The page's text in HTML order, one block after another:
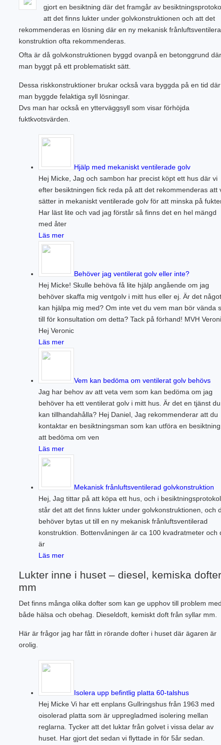
gjort en besiktning där det framgår av
att det finns lukter under golvkonstruktionen och att det
rekommenderas en lösning där en ny mekanisk
konstruktion ofta rekommenderas.
Ofta är då golvkonstruktionen byggd ovanpå en betonggrund där
man byggt på ett problematiskt sätt.
Dessa riskkonstruktioner brukar också vara byggda på en tid där
man byggde felaktiga syll lösningar.
Dvs man har också en ytterväggsyll som visar förhöjda
fuktkvotsvärden.
Hjälp med mekaniskt ventilerade golv
Hej Micke, Jag och sambon har precist köpt ett hus där vi
efter besiktningen fick reda på att det rekommenderas att
sätter in mekaniskt ventilerade golv för att minska på
Har läst lite och vad jag förstår så finns det en hel mängd
med åter
Läs mer
Behöver jag ventilerat golv eller inte?
Hej Micke! Skulle behöva få lite hjälp angående om jag
behöver skaffa mig ventgolv i mitt hus eller ej. Är det
kan hjälpa mig med? Om inte vet du vem man bör vända
till för konsultation om detta? Tack på förhand! MVH
Hej Veronic
Läs mer
Vem kan bedöma om ventilerat golv behövs
Jag har behov av att veta vem som kan bedöma om jag
behöver ha ett ventilerat golv i mitt hus. Är det en tjänst du
kan tillhandahålla? Hej Daniel, Jag rekommenderar att du
kontaktar en besiktningsman som kan utföra en
att bedöma om ven
Läs mer
Mekanisk frånluftsventilerad golvkonstruktion
Hej, Jag tittar på att köpa ett hus, och i
står det att det finns lukter under golvkonstruktionen, och
behöver bytas ut till en ny mekanisk frånluftsventilerad
konstruktion. Bottenvåningen är ca 100 kvadratmeter och
är
Läs mer
Lukter inne i huset – diesel, kemiska dofter
mm
Det finns många olika dofter som kan ge upphov till problem
både hälsa och obehag. Dieseldoft, kemiskt doft från syllar mm.
Här är frågor jag har fått in rörande dofter i huset där ägaren är
orolig.
Isolera upp befintlig platta 60-talshus
Hej Micke Vi har ett enplans Gullringshus från 1963 med
oisolerad platta som är uppregladmed isolering mellan
reglarna. Tycker att det luktar från golvet i vissa delar av
huset. Har gjort det sedan vi flyttade in för 5år sedan.